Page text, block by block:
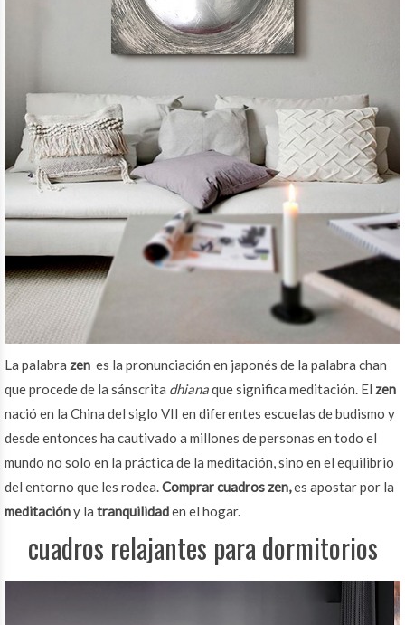
La palabra zen es la pronunciación en japonés de la palabra chan
que procede de la sánscrita dhianaque significa meditación. El zen
nació en la China del siglo VII en diferentes escuelas de budismo y
desde entonces ha cautivado a millones de personas en todo el
mundo no solo en la práctica de la meditación, sino en el equilibrio
del entorno que les rodea.Comprar cuadros zen,es apostar por la
meditacióny la tranquilidaden el hogar.
cuadros relajantes para dormitorios